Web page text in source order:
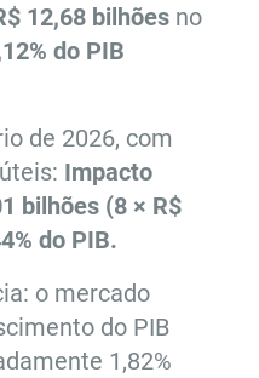
12,68 bilhões no
do PIB
de 2026, com
Impacto
bilhões (8 × R$
do PIB.
o mercado
do PIB
1,82%